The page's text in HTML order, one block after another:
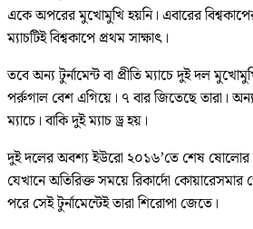
একে অপরের মুখোমুখি হয়নি। এবারের
ম্যাচটিই বিশ্বকাপে প্রথম সাক্ষাৎ।
তবে অন্য টুর্নামেন্ট বা প্রীতি ম্যাচে দুই দল
পর্রুগাল বেশ এগিয়ে। ৭ বার জিতেছে তারা।
ম্যাচে। বাকি দুই ম্যাচ ড্র হয়।
দুই দলের অবশ্য ইউরো ২০১৬’তে শেষ ষোলোর
যেখানে অতিরিক্ত সময়ে রিকার্দো
পরে সেই টুর্নামেন্টেই তারা শিরোপা জেতে।